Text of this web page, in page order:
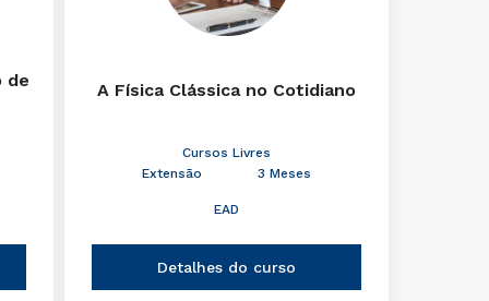
de
A Física Clássica no Cotidiano
Cursos Livres
Extensão
3 Meses
EAD
Detalhes do curso